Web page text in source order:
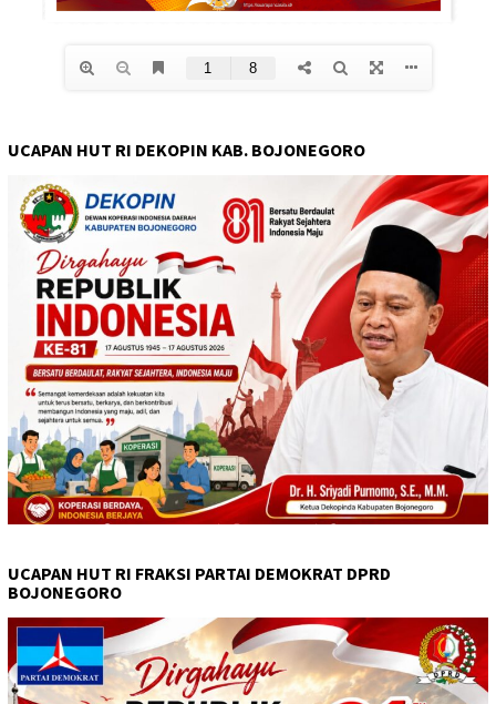
UCAPAN HUT RI DEKOPIN KAB. BOJONEGORO
UCAPAN HUT RI FRAKSI PARTAI DEMOKRAT DPRD
BOJONEGORO